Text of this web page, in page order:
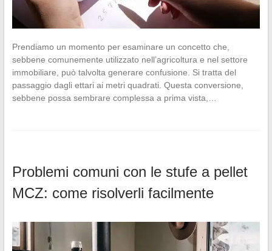
Prendiamo un momento per esaminare un concetto che,
sebbene comunemente utilizzato nell’agricoltura e nel settore
immobiliare, può talvolta generare confusione. Si tratta del
passaggio dagli ettari ai metri quadrati. Questa conversione,
sebbene possa sembrare complessa a prima vista,…
Problemi comuni con le stufe a pellet
MCZ: come risolverli facilmente